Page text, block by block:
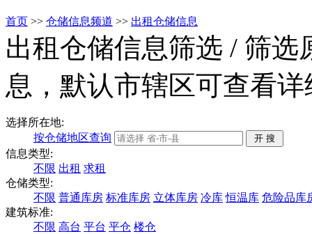
首页 >> 仓储信息频道 >> 出租仓储信息
出租仓储信息筛选 / 筛选
息，默认市辖区可查看
选择所在地:
按仓储地区查询
信息类型:
不限 出租 求租
仓储类型:
不限 普通库房 标准库房 立体库房 冷库 恒温库 危险品库
建筑标准:
不限 高台 平台 平仓 楼仓